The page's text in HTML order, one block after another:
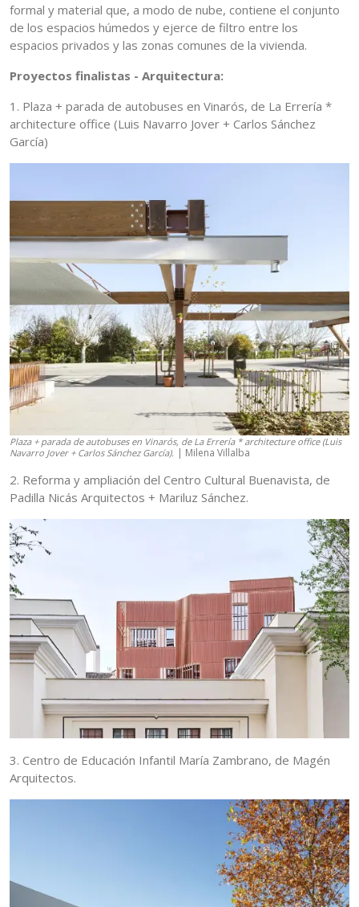
formal y material que, a modo de nube, contiene el conjunto
de los espacios húmedos y ejerce de filtro entre los
espacios privados y las zonas comunes de la vivienda.
Proyectos finalistas - Arquitectura:
1. Plaza + parada de autobuses en Vinarós, de La Errería *
architecture office (Luis Navarro Jover + Carlos Sánchez
García)
Plaza + parada de autobuses en Vinarós, de La Errería * architecture office (Luis
Navarro Jover + Carlos Sánchez García). | Milena Villalba
2. Reforma y ampliación del Centro Cultural Buenavista, de
Padilla Nicás Arquitectos + Mariluz Sánchez.
3. Centro de Educación Infantil María Zambrano, de Magén
Arquitectos.